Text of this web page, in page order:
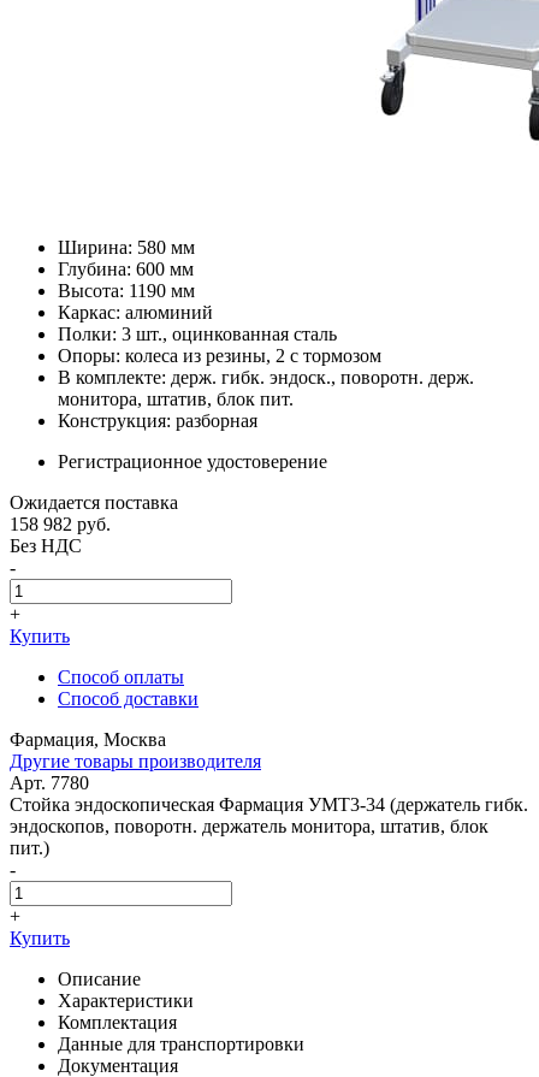
Ширина: 580 мм
Глубина: 600 мм
Высота: 1190 мм
Каркас: алюминий
Полки: 3 шт., оцинкованная сталь
Опоры: колеса из резины, 2 с тормозом
В комплекте: держ. гибк. эндоск., поворотн. держ.
монитора, штатив, блок пит.
Конструкция: разборная
Регистрационное удостоверение
Ожидается поставка
158 982 руб.
Без НДС
-
+
Купить
Способ оплаты
Способ доставки
Фармация, Москва
Другие товары производителя
Арт. 7780
Стойка эндоскопическая Фармация УМТ3-34 (держатель гибк.
эндоскопов, поворотн. держатель монитора, штатив, блок
пит.)
-
+
Купить
Описание
Характеристики
Комплектация
Данные для транспортировки
Документация